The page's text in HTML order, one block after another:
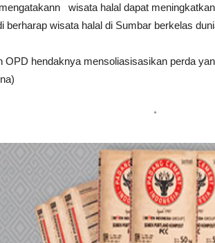
wisata halal dapat
berharap wisata halal di Sumbar berkelas
OPD hendaknya mensoliasisasikan perda
*